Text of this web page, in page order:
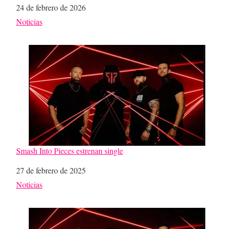
Fecha
24 de febrero de 2026
Respecto a
Noticias
Smash Into Pieces estrenan single
Fecha
27 de febrero de 2025
Respecto a
Noticias